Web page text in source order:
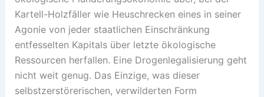
Kartell-Holzfäller wie Heuschrecken eines in seiner
Agonie von jeder staatlichen Einschränkung
entfesselten Kapitals über letzte ökologische
Ressourcen herfallen. Eine Drogenlegalisierung geht
nicht weit genug. Das Einzige, was dieser
selbstzerstörerischen, verwilderten Form